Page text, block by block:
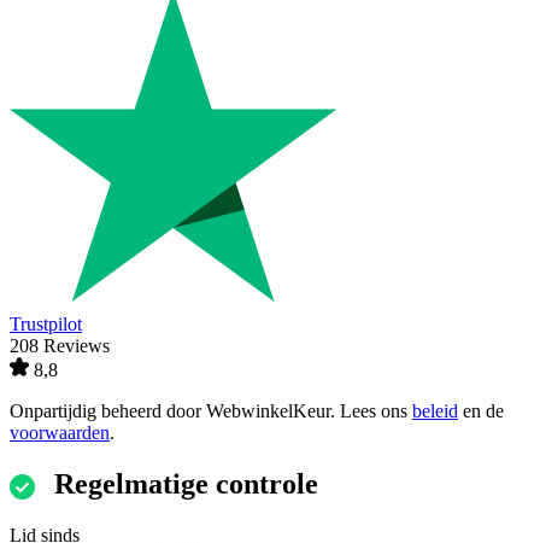
Trustpilot
208 Reviews
8,8
Onpartijdig beheerd doorWebwinkelKeur. Lees ons beleid en de
voorwaarden.
Regelmatige controle
Lid sinds